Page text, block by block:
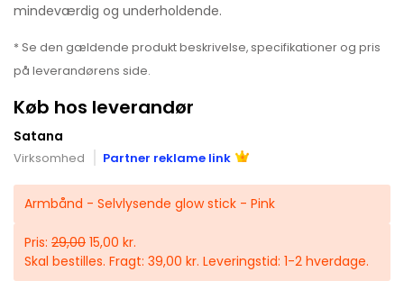
mindeværdig og underholdende.
* Se den gældende produkt beskrivelse, specifikationer og pris
på leverandørens side.
Køb hos leverandør
Satana
Virksomhed Partner reklame link
Armbånd - Selvlysende glow stick - Pink
Pris: 29,00 15,00 kr.
Skal bestilles. Fragt: 39,00 kr. Leveringstid: 1-2 hverdage.